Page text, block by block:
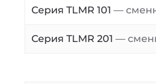
Серия TLMR 101 —
Серия TLMR 201 —